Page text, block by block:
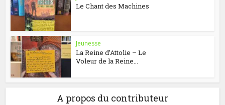
Le Chant des Machines
Jeunesse
La Reine d’Attolie – Le
Voleur de la Reine...
A propos du contributeur